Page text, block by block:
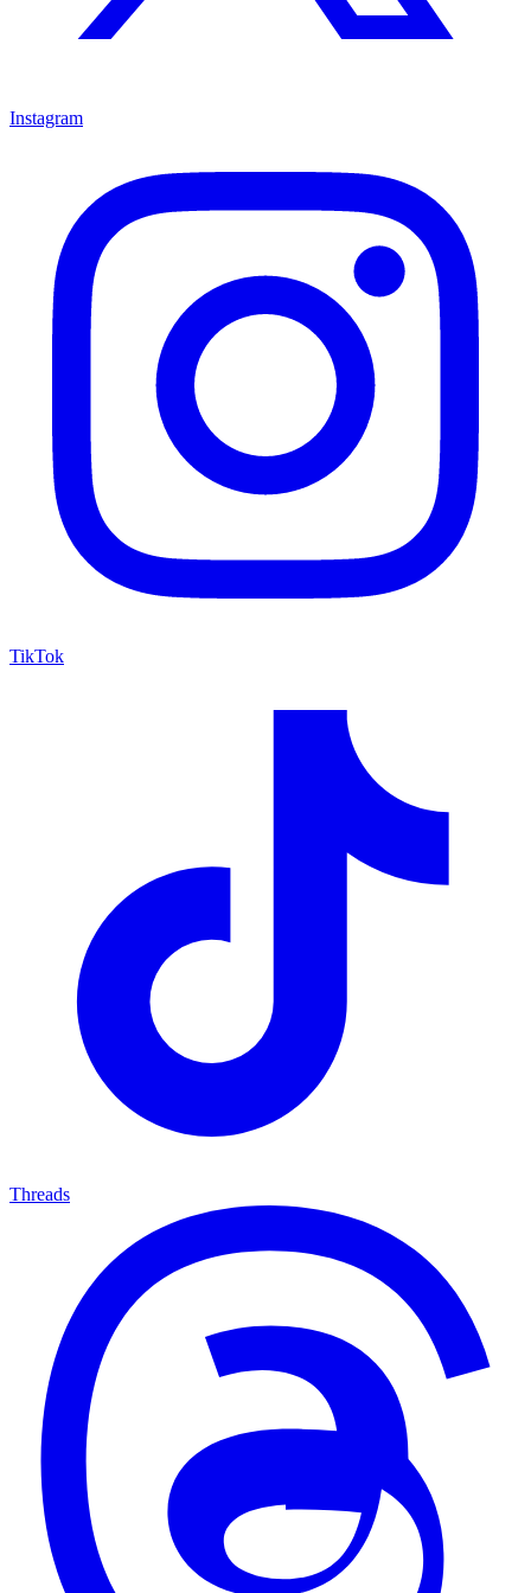
Instagram
TikTok
Threads